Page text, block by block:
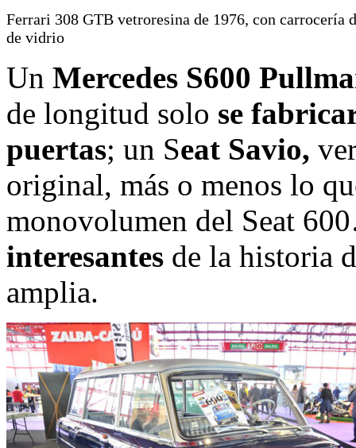
Ferrari 308 GTB vetroresina de 1976, con carrocería
de vidrio
Un Mercedes S600
de longitud solo se
puertas; un Seat Savio,
original, más o menos lo
monovolumen del Seat
interesantes de la historia
amplia.